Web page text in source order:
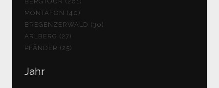
MONTAFON (40)
BREGENZERWALD (30)
ARLBERG (27)
PFÄNDER (25)
Jahr